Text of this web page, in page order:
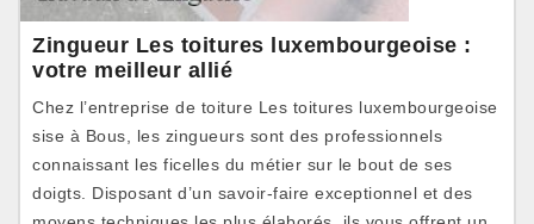
Zingueur Les toitures luxembourgeoise :
votre meilleur allié
Chez l’entreprise de toiture Les toitures luxembourgeoise
sise à Bous, les zingueurs sont des professionnels
connaissant les ficelles du métier sur le bout de ses
doigts. Disposant d’un savoir-faire exceptionnel et des